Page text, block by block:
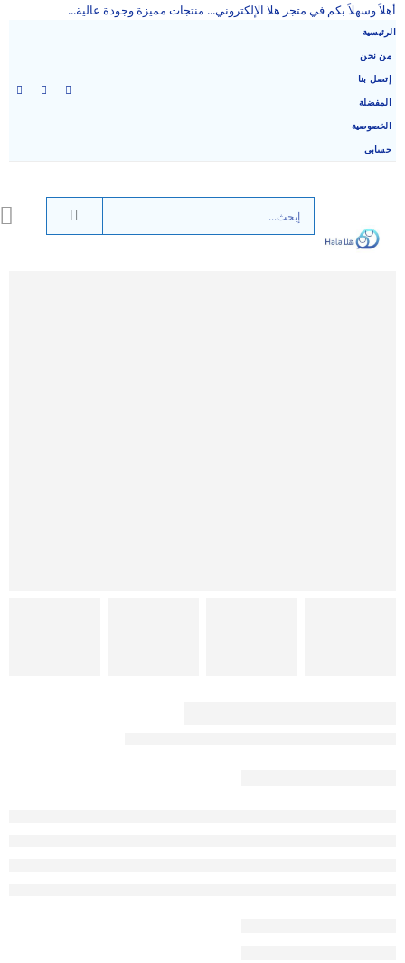
أهلاً وسهلاً بكم في متجر هلا الإلكتروني... منتجات مميزة وجودة عالية...
الرئيسية
من نحن
إتصل بنا
المفضلة
الخصوصية
حسابي